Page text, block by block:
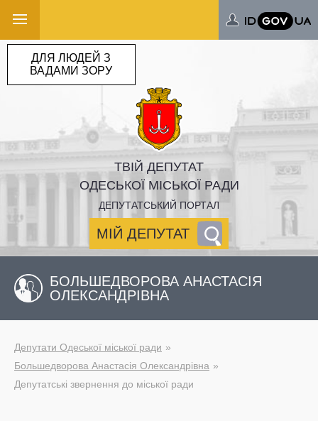
ТВІЙ ДЕПУТАТ
ОДЕСЬКОЇ МІСЬКОЇ РАДИ
ДЕПУТАТСЬКИЙ ПОРТАЛ
МІЙ ДЕПУТАТ
ДЛЯ ЛЮДЕЙ З
ВАДАМИ ЗОРУ
БОЛЬШЕДВОРОВА АНАСТАСІЯ
ОЛЕКСАНДРІВНА
Депутати Одеської міської ради
Большедворова Анастасія Олександрівна
Депутатські звернення до міської ради